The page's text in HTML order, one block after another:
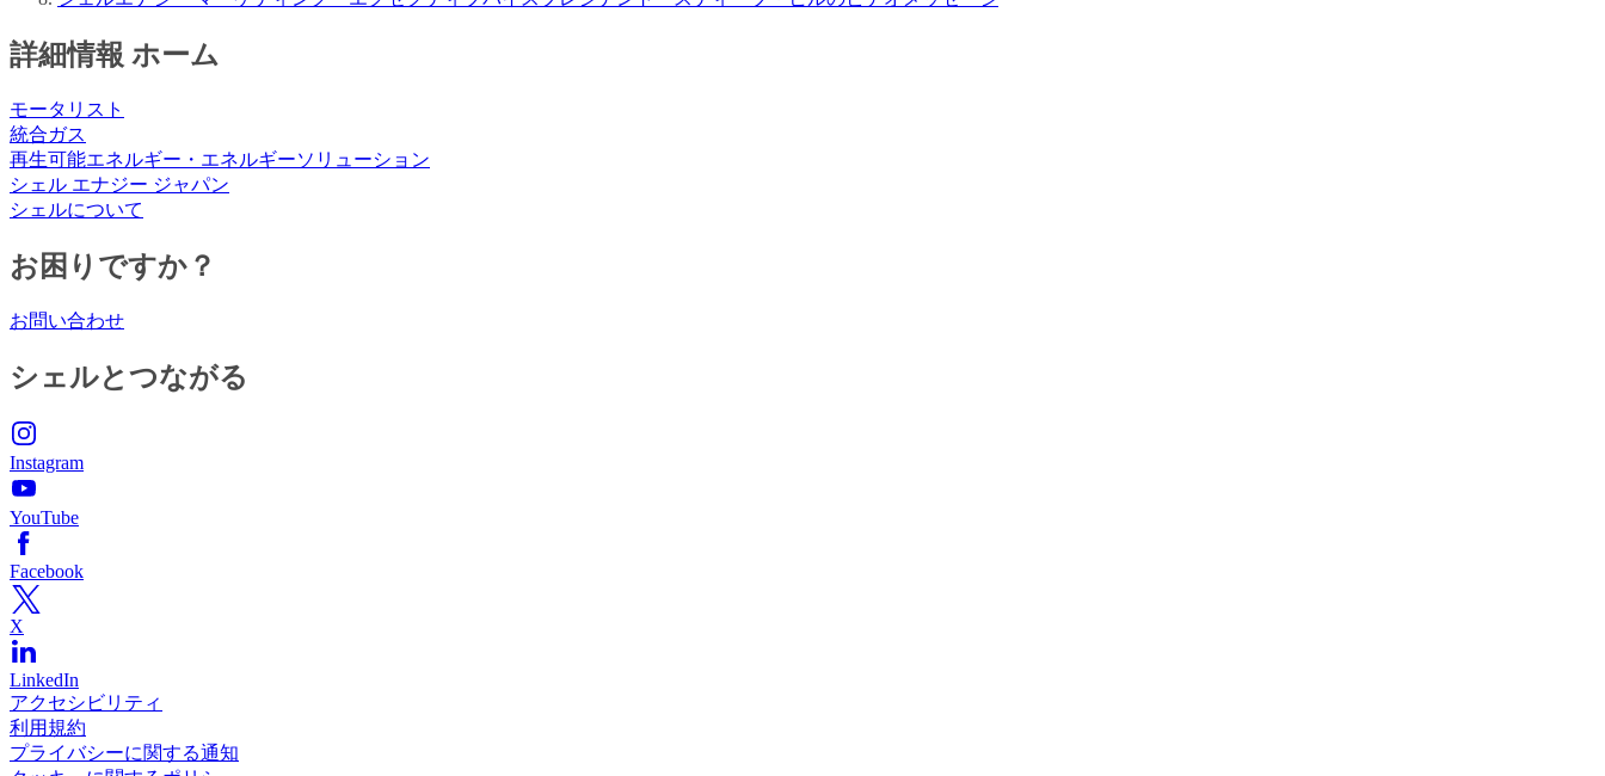
詳細情報 ホーム
モータリスト
統合ガス
再生可能エネルギー・エネルギーソリューション
シェル エナジー ジャパン
シェルについて
お困りですか？
お問い合わせ
シェルとつながる
Instagram
YouTube
Facebook
X
LinkedIn
アクセシビリティ
利用規約
プライバシーに関する通知